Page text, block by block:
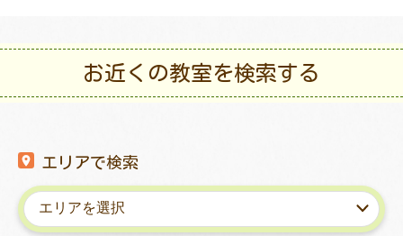
お近くの教室を検索する
エリアで検索